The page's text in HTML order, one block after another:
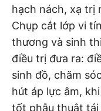
hạch nách, xạ trị
Chụp cắt lớp vi
thương và sinh
điều trị đưa ra:
sinh đồ, chăm
hút áp lực âm,
tốt phẫu thuật